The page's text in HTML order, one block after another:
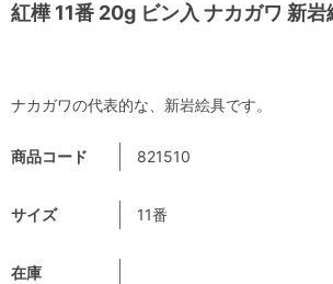
紅樺 11番 20g ビン入 ナカガワ 新岩
商品コード 821510
サイズ 11番
在庫
ナカガワの代表的な、新岩絵具です。